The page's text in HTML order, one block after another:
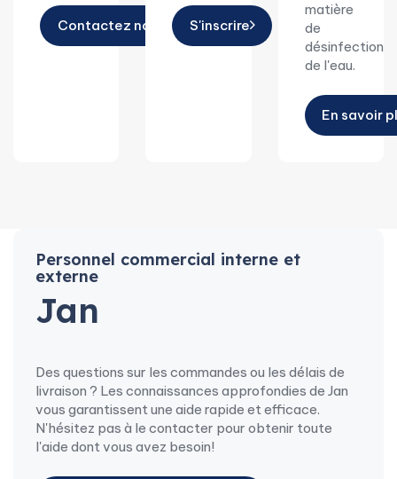
Contactez nous S'inscrire
En savoir
matière
de
désinfection
de l'eau.
Personnel commercial interne et
externe
Jan
Des questions sur les commandes ou les délais de
livraison ? Les connaissances approfondies de Jan
vous garantissent une aide rapide et efficace.
N'hésitez pas à le contacter pour obtenir toute
l'aide dont vous avez besoin!